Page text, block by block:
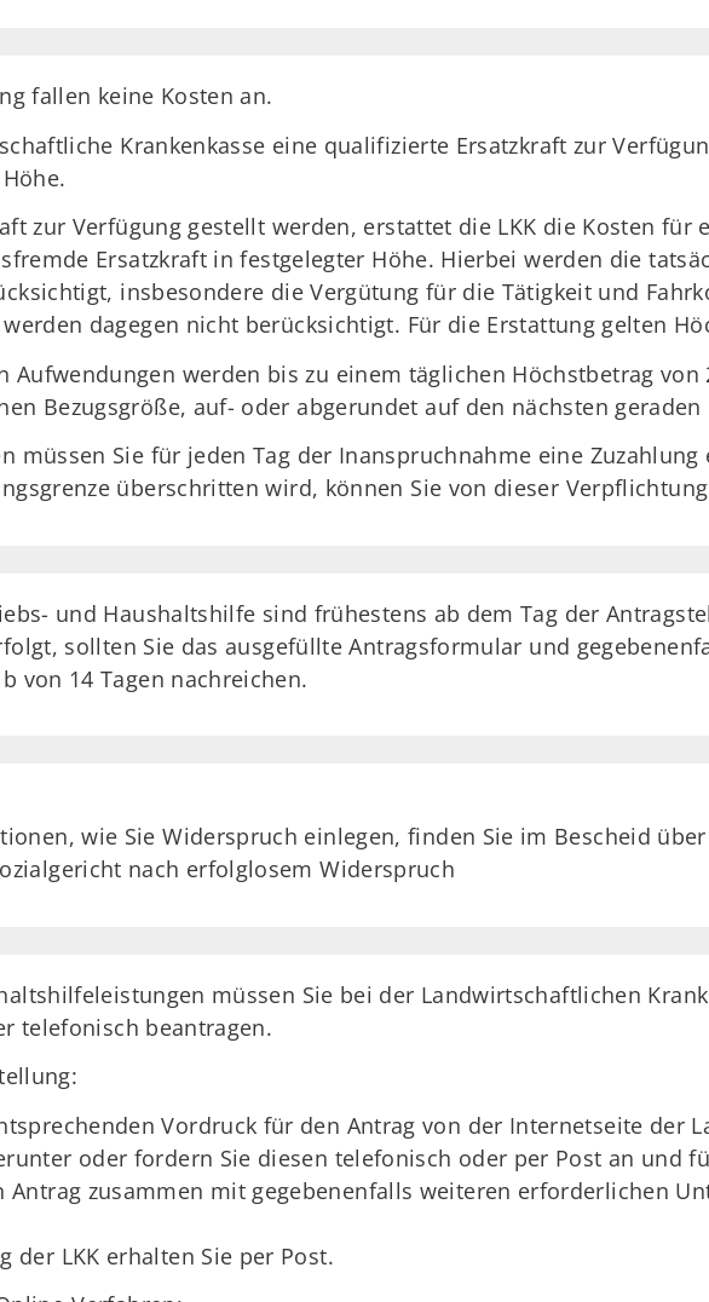
fallen keine Kosten an.
Krankenkasse eine qualifizierte Ersatzkraft zur
zur Verfügung gestellt werden, erstattet die LKK die Kosten für
Ersatzkraft in festgelegter Höhe. Hierbei werden die
insbesondere die Vergütung für die Tätigkeit und
dagegen nicht berücksichtigt. Für die Erstattung gelten
Aufwendungen werden bis zu einem täglichen Höchstbetrag von
Bezugsgröße, auf- oder abgerundet auf den nächsten geraden
müssen Sie für jeden Tag der Inanspruchnahme eine
überschritten wird, können Sie von dieser
und Haushaltshilfe sind frühestens ab dem Tag der
sollten Sie das ausgefüllte Antragsformular und
von 14 Tagen nachreichen.
wie Sie Widerspruch einlegen, finden Sie im Bescheid
nach erfolglosem Widerspruch
müssen Sie bei der Landwirtschaftlichen
telefonisch beantragen.
Vordruck für den Antrag von der Internetseite der
oder fordern Sie diesen telefonisch oder per Post an und
Antrag zusammen mit gegebenenfalls weiteren erforderlichen
der LKK erhalten Sie per Post.